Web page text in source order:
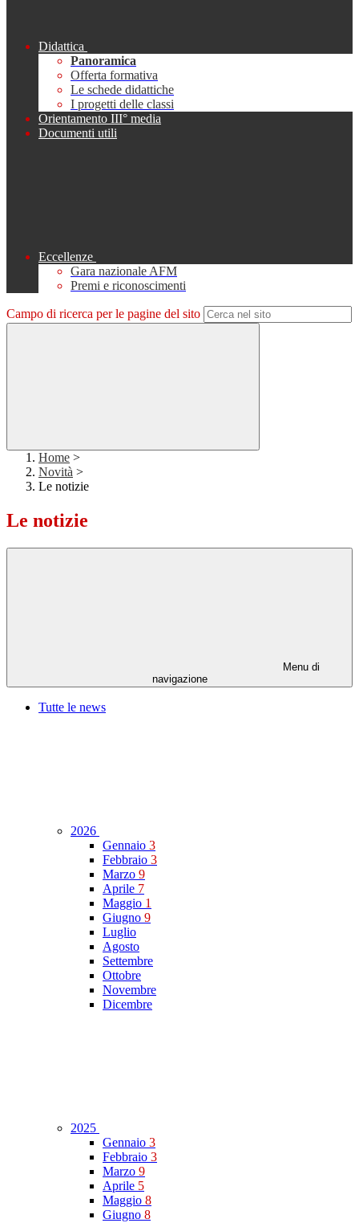
Didattica
Panoramica
Offerta formativa
Le schede didattiche
I progetti delle classi
Orientamento III° media
Documenti utili
Eccellenze
Gara nazionale AFM
Premi e riconoscimenti
Campo di ricerca per le pagine del sito
Home >
Novità >
Le notizie
Le notizie
Menu di
navigazione
Tutte le news
2026
Gennaio 3
Febbraio 3
Marzo 9
Aprile 7
Maggio 1
Giugno 9
Luglio
Agosto
Settembre
Ottobre
Novembre
Dicembre
2025
Gennaio 3
Febbraio 3
Marzo 9
Aprile 5
Maggio 8
Giugno 8